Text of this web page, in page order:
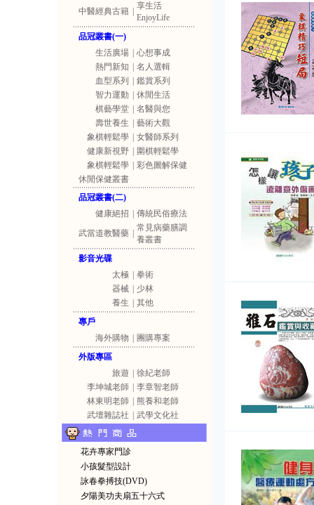
中醫經典古籍
享生活
EnjoyLife
品冠叢書(一)
生活廣場
心想事成
熱門新知
名人選輯
血型系列
鑑賞系列
智力運動
休閒生活
棋藝學堂
名醫與您
壽世養生
藝術大觀
象棋輕鬆學
女醫師系列
健康新視野
圍棋輕鬆學
象棋輕鬆學
彩色圖解保健
休閒保健叢書
品冠叢書(二)
健康絕招
傳統民俗療法
武當道教醫藥
常見病藥膳調
養叢書
影音光碟
太極
拳術
器械
少林
養生
其他
專戶
海外購物
團購專案
外版專區
旅遊
徐紀老師
李坤城老師
李章智老師
林東明老師
熊養和老師
武壇雜誌社
武學文化社
花卉專家門診
小孩髮型設計
詠春拳搏技(DVD)
夕陽美功夫扇五十六式